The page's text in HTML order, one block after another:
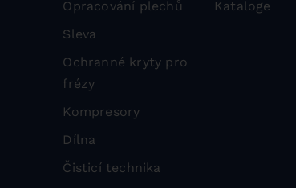
Opracování plechů
Sleva
Ochranné kryty pro
frézy
Kompresory
Dílna
Čisticí technika
Kataloge